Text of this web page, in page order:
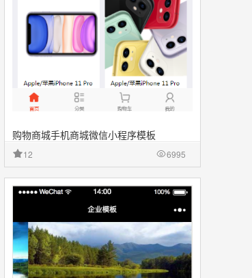
购物商城手机商城微信小程序模板
6995
12
收藏 源文件